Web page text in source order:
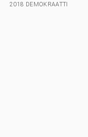
2018 DEMOKRAATTI